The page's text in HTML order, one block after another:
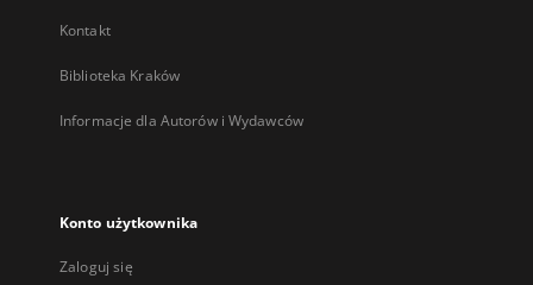
Kontakt
Biblioteka Kraków
Informacje dla Autorów i Wydawców
Konto użytkownika
Zaloguj się